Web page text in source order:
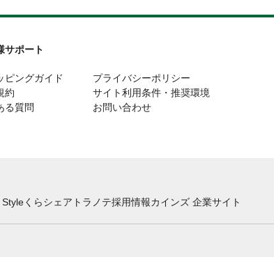
サポート
ピングガイド
約
る質問
プライバシーポリシー
サイト利用条件・推奨環境
お問い合わせ
Styleくらシェア トラノテ採用情報カインズ 企業サイト